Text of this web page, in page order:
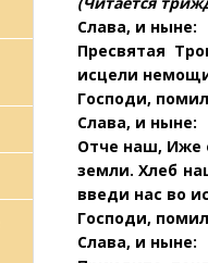
Слава, и ныне:
Пресвятая
исцели
Господи,
Слава, и ныне:
Отче наш, Иже
земли. Хлеб
введи нас во
Господи,
Слава, и ныне: